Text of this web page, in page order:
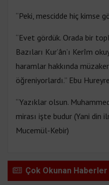
“Peki, mescidde hiç kimse
“Evet gördük. Orada bir
Bazıları Kur’ân’ı Kerîm
haramlar hakkında
öğreniyorlardı.” Ebu
“Yazıklar olsun.
mirası işte budur (Yani din
Mucemül-Kebir)
Çok Okunan Haberler